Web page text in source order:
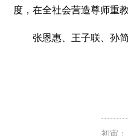
度，在全社会营造尊师重
张恩惠、王子联、孙
初审